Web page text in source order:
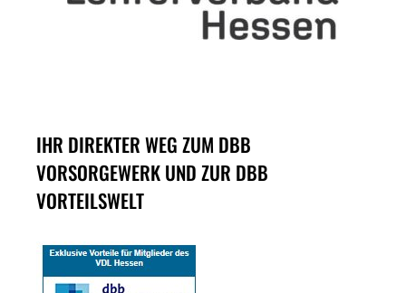
IHR DIREKTER WEG ZUM DBB
VORSORGEWERK UND ZUR DBB
VORTEILSWELT